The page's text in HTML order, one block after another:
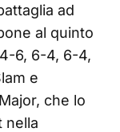
ad
al quinto
6, 6-4, 6-4,
e
che lo
nella